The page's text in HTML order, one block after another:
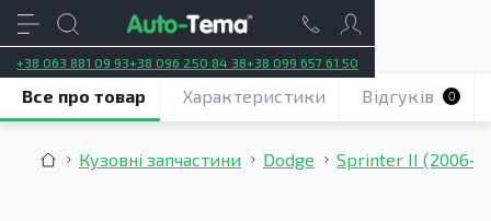
+38 063 881 09 93+38 096 250 84 38+38 099 657 61 50
Кузовні запчастини Dodge Sprinter II
Все про товар Характеристики Відгуків 0